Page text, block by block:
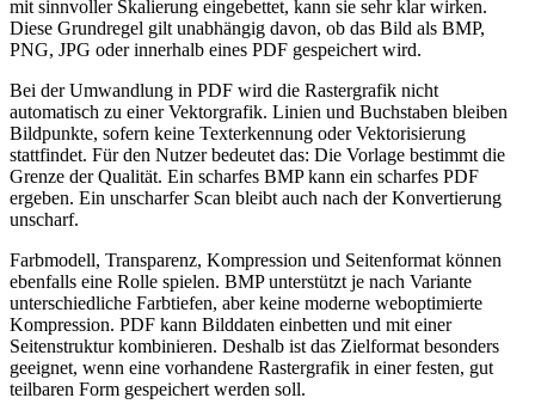
mit sinnvoller Skalierung eingebettet, kann sie sehr klar wirken.
Diese Grundregel gilt unabhängig davon, ob das Bild als BMP,
PNG, JPG oder innerhalb eines PDF gespeichert wird.
Bei der Umwandlung in PDF wird die Rastergrafik nicht
automatisch zu einer Vektorgrafik. Linien und Buchstaben bleiben
Bildpunkte, sofern keine Texterkennung oder Vektorisierung
stattfindet. Für den Nutzer bedeutet das: Die Vorlage bestimmt die
Grenze der Qualität. Ein scharfes BMP kann ein scharfes PDF
ergeben. Ein unscharfer Scan bleibt auch nach der Konvertierung
unscharf.
Farbmodell, Transparenz, Kompression und Seitenformat können
ebenfalls eine Rolle spielen. BMP unterstützt je nach Variante
unterschiedliche Farbtiefen, aber keine moderne weboptimierte
Kompression. PDF kann Bilddaten einbetten und mit einer
Seitenstruktur kombinieren. Deshalb ist das Zielformat besonders
geeignet, wenn eine vorhandene Rastergrafik in einer festen, gut
teilbaren Form gespeichert werden soll.